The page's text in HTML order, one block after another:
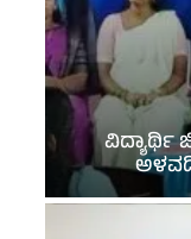
ವಿದ್ಯಾರ್ಥಿ